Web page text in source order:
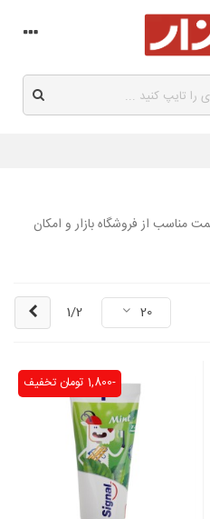
مناسب از فروشگاه بازار و امکان
20
1/2
تخفیف -1,800 تومان